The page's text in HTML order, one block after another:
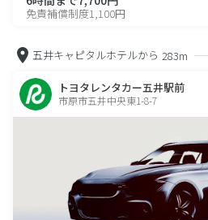
免責補償制度1,100円
五井キャピタルホテルから 283m
トヨタレンタカー五井駅前
市原市五井中央東1-8-7